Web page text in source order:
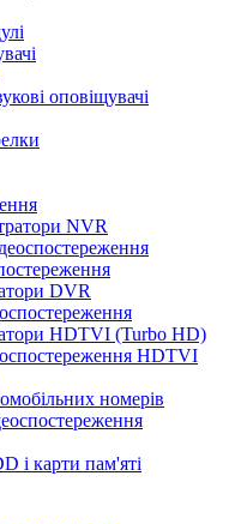
оповіщувачі
NVR
DVR
HDTVI (Turbo HD)
HDTVI
номерів
і карти пам'яті